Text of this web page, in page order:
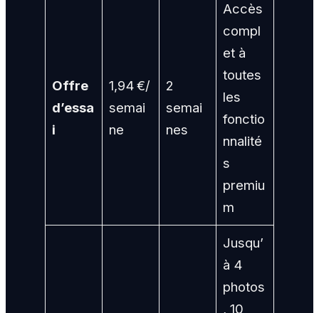
Offre
d’essa
i
1,94 €/
semai
ne
2
semai
nes
Accès
compl
et à
toutes
les
fonctio
nnalité
s
premiu
m
Jusqu’
à 4
photos
, 10